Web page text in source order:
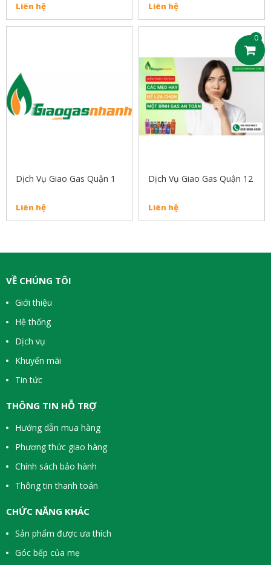
0
Liên hệ Liên hệ
Dịch Vụ Giao Gas Quận 1
Liên hệ
Dịch Vụ Giao Gas Quận 12
Liên hệ
VỀ CHÚNG TÔI
Giới thiệu
Hệ thống
Dịch vụ
Khuyến mãi
Tin tức
THÔNG TIN HỖ TRỢ
Hướng dẫn mua hàng
Phương thức giao hàng
Chính sách bảo hành
Thông tin thanh toán
CHỨC NĂNG KHÁC
Sản phẩm được ưa thích
Góc bếp của mẹ